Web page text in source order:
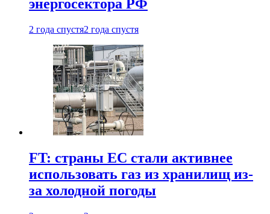
энергосектора РФ
2 года спустя2 года спустя
FT: страны ЕС стали активнее
использовать газ из хранилищ из-
за холодной погоды